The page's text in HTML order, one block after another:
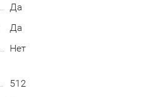
Да
Да
Нет
512